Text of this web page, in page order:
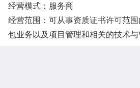
经营模式：服务商
经营范围：可从事资质证书许可范
包业务以及项目管理和相关的技术